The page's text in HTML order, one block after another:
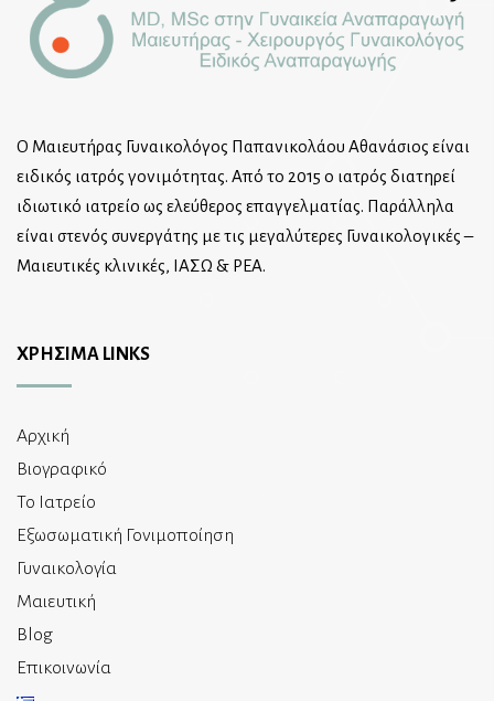
Ο Μαιευτήρας Γυναικολόγος Παπανικολάου Αθανάσιος είναι
ειδικός ιατρός γονιμότητας. Από το 2015 ο ιατρός διατηρεί
ιδιωτικό ιατρείο ως ελεύθερος επαγγελματίας. Παράλληλα
είναι στενός συνεργάτης με τις μεγαλύτερες Γυναικολογικές –
Μαιευτικές κλινικές, ΙΑΣΩ & ΡΕΑ.
ΧΡΗΣΙΜΑ LINKS
Αρχική
Βιογραφικό
Το Ιατρείο
Εξωσωματική Γονιμοποίηση
Γυναικολογία
Μαιευτική
Blog
Επικοινωνία